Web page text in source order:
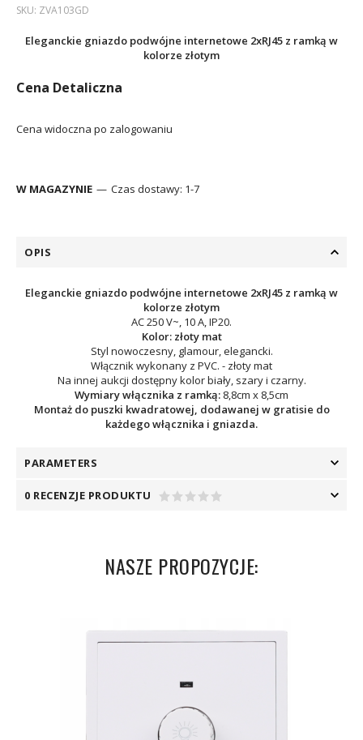
SKU: ZVA103GD
Eleganckie gniazdo podwójne internetowe 2xRJ45 z ramką w
kolorze złotym
Cena Detaliczna
Cena widoczna po zalogowaniu
W MAGAZYNIE Czas dostawy: 1-7
OPIS
Eleganckie gniazdo podwójne internetowe 2xRJ45 z ramką w
kolorze złotym
AC 250 V~, 10 A, IP20.
Kolor: złoty mat
Styl nowoczesny, glamour, elegancki.
Włącznik wykonany z PVC. - złoty mat
Na innej aukcji dostępny kolor biały, szary i czarny.
Wymiary włącznika z ramką: 8,8cm x 8,5cm
Montaż do puszki kwadratowej, dodawanej w gratisie do
każdego włącznika i gniazda.
PARAMETERS
0 RECENZJE PRODUKTU
NASZE PROPOZYCJE: